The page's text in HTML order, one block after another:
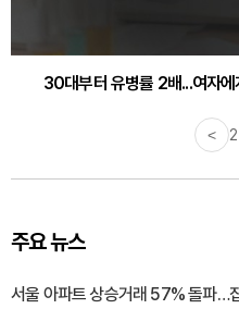
30대부터 유병률 2배...여자
감기·독감 예방하고 면역력
<
주요 뉴스
서울 아파트 상승거래 57% 돌파…